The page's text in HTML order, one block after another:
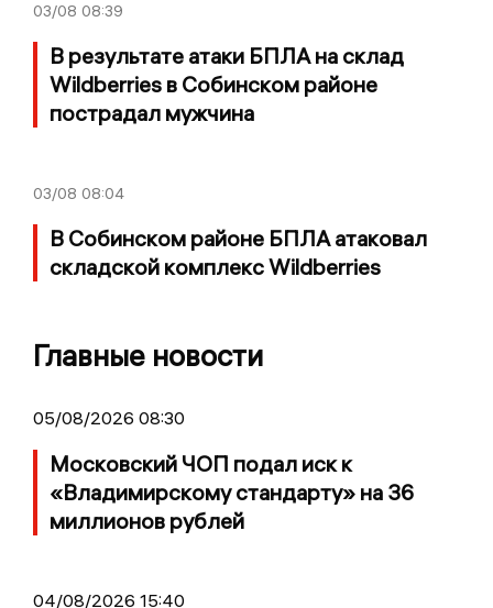
03/08 08:39
В результате атаки БПЛА на склад
Wildberries в Собинском районе
пострадал мужчина
03/08 08:04
В Собинском районе БПЛА атаковал
складской комплекс Wildberries
Главные новости
05/08/2026 08:30
Московский ЧОП подал иск к
«Владимирскому стандарту» на 36
миллионов рублей
04/08/2026 15:40